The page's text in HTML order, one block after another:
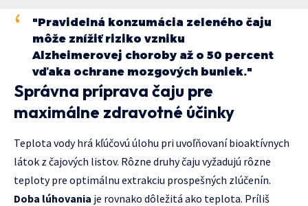
"Pravidelná konzumácia zeleného čaju
môže znížiť riziko vzniku
Alzheimerovej choroby až o 50 percent
vďaka ochrane mozgových buniek."
Správna príprava čaju pre
maximálne zdravotné účinky
Teplota vody hrá kľúčovú úlohu pri uvoľňovaní bioaktívnych
látok z čajových listov. Rôzne druhy čaju vyžadujú rôzne
teploty pre optimálnu extrakciu prospešných zlúčenín.
Doba lúhovania je rovnako dôležitá ako teplota. Príliš